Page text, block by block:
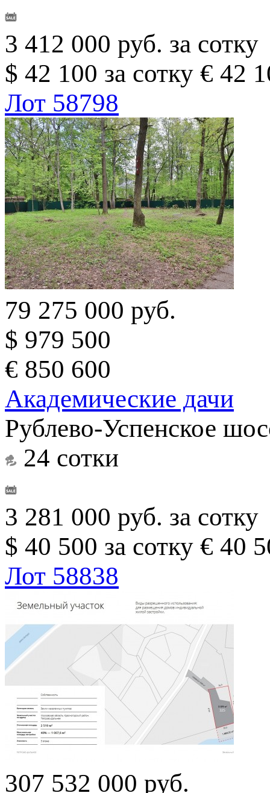
3 412 000 руб. за сотку
$ 42 100 за сотку € 42
Лот 58798
79 275 000 руб.
$ 979 500
€ 850 600
Академические дачи
Рублево-Успенское
24 сотки
3 281 000 руб. за сотку
$ 40 500 за сотку € 40
Лот 58838
307 532 000 руб.